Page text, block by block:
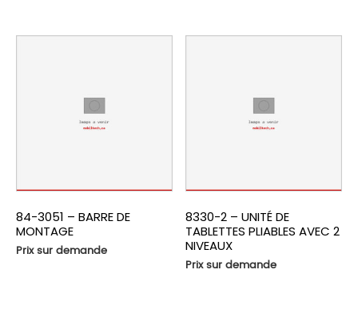
84-3051 – BARRE DE
MONTAGE
Prix sur demande
8330-2 – UNITÉ DE
TABLETTES PLIABLES AVEC 2
NIVEAUX
Prix sur demande